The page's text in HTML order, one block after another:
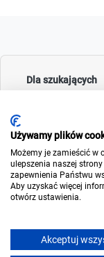
Dla szukających
Dla
Używamy plików
Możemy je zamieścić w
ulepszenia naszej
zapewnienia Państwu
Aby uzyskać więcej
otwórz ustawienia.
Akceptuj